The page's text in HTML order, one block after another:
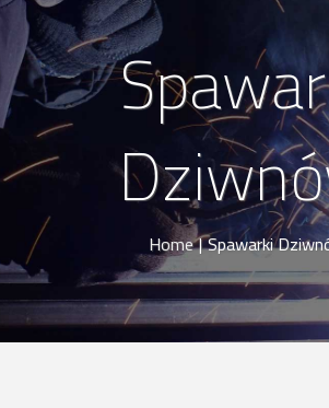
Home | Spawarki